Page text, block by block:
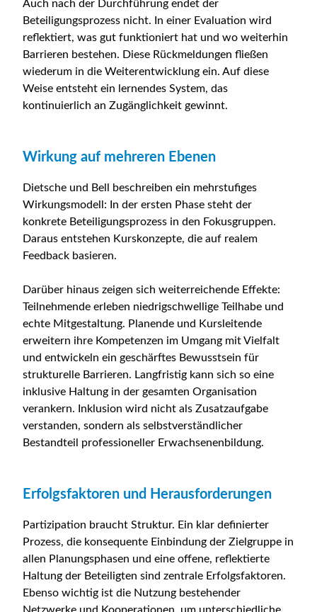
Auch nach der Durchführung endet der
Beteiligungsprozess nicht. In einer Evaluation wird
reflektiert, was gut funktioniert hat und wo weiterhin
Barrieren bestehen. Diese Rückmeldungen fließen
wiederum in die Weiterentwicklung ein. Auf diese
Weise entsteht ein lernendes System, das
kontinuierlich an Zugänglichkeit gewinnt.
Wirkung auf mehreren Ebenen
Dietsche und Bell beschreiben ein mehrstufiges
Wirkungsmodell: In der ersten Phase steht der
konkrete Beteiligungsprozess in den Fokusgruppen.
Daraus entstehen Kurskonzepte, die auf realem
Feedback basieren.
Darüber hinaus zeigen sich weiterreichende Effekte:
Teilnehmende erleben niedrigschwellige Teilhabe und
echte Mitgestaltung. Planende und Kursleitende
erweitern ihre Kompetenzen im Umgang mit Vielfalt
und entwickeln ein geschärftes Bewusstsein für
strukturelle Barrieren. Langfristig kann sich so eine
inklusive Haltung in der gesamten Organisation
verankern. Inklusion wird nicht als Zusatzaufgabe
verstanden, sondern als selbstverständlicher
Bestandteil professioneller Erwachsenenbildung.
Erfolgsfaktoren und Herausforderungen
Partizipation braucht Struktur. Ein klar definierter
Prozess, die konsequente Einbindung der Zielgruppe in
allen Planungsphasen und eine offene, reflektierte
Haltung der Beteiligten sind zentrale Erfolgsfaktoren.
Ebenso wichtig ist die Nutzung bestehender